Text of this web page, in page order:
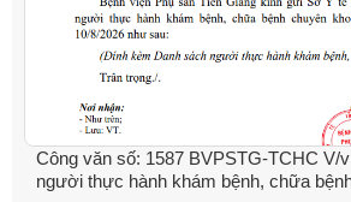
Công văn số: 1587 BVPSTG-TCHC V/
người thực hành khám bệnh, chữa